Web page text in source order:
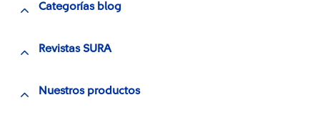
Categorías blog
Revistas SURA
Nuestros productos